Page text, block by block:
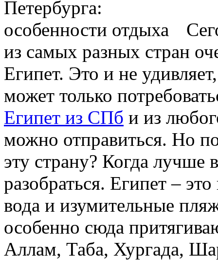
из самых разных стран
Египет. Это и не
может только
Египет из СПб и из
можно отправиться. Но
эту страну? Когда лучше
разобраться. Египет –
вода и изумительные
особенно сюда
Аллам, Таба, Хургада,